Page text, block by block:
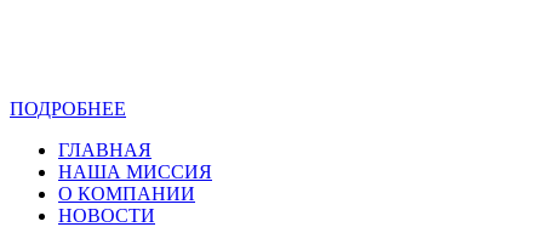
ПОДРОБНЕЕ
ГЛАВНАЯ
НАША МИССИЯ
О КОМПАНИИ
НОВОСТИ